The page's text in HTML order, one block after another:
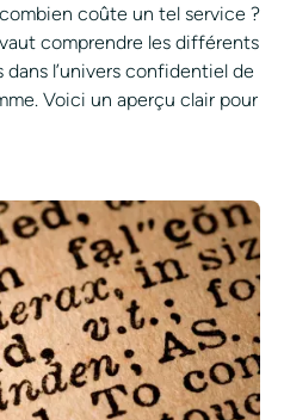
coûte un tel service ?
comprendre les différents
l’univers confidentiel de
Voici un aperçu clair pour